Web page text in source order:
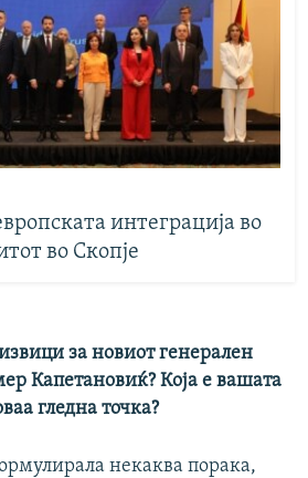
интеграција во
во Скопје
за новиот генерален
Капетановиќ? Која е вашата
гледна точка?
некаква порака,